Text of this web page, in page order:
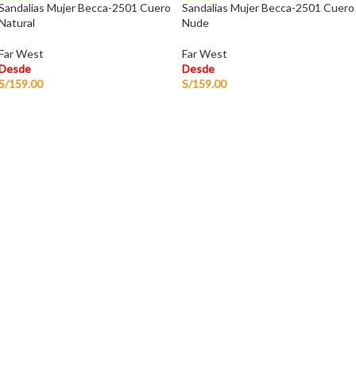
Mujer Becca-2501 Cuero
West
159.00
Sandalias Mujer Becca-2501 Cuero
Nude
Far West
Desde
S/159.00